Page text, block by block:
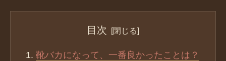
目次
靴バカになって、一番良かったことは？